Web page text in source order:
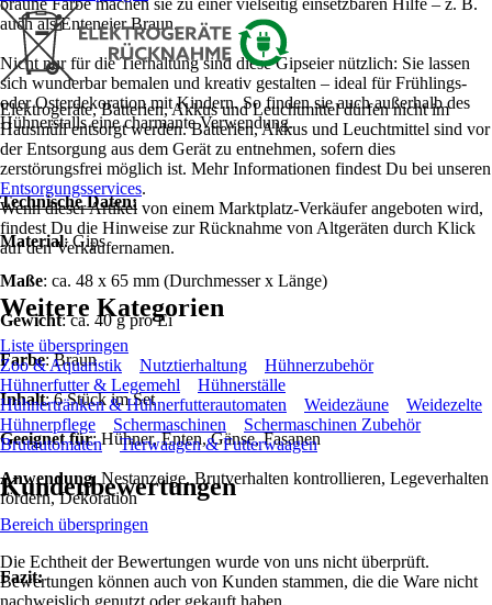
braune Farbe machen sie zu einer vielseitig einsetzbaren Hilfe – z. B.
auch als Enteneier Braun.
Nicht nur für die Tierhaltung sind diese Gipseier nützlich: Sie lassen
sich wunderbar bemalen und kreativ gestalten – ideal für Frühlings-
oder Osterdekoration mit Kindern. So finden sie auch außerhalb des
Hühnerstalls eine charmante Verwendung.
Technische Daten:
Material: Gips
Maße: ca. 48 x 65 mm (Durchmesser x Länge)
Gewicht: ca. 40 g pro Ei
Farbe: Braun
Inhalt: 6 Stück im Set
Geeignet für: Hühner, Enten, Gänse, Fasanen
Anwendung: Nestanzeige, Brutverhalten kontrollieren, Legeverhalten
fördern, Dekoration
Fazit:
Elektrogeräte, Batterien, Akkus und Leuchtmittel dürfen nicht im
Hausmüll entsorgt werden. Batterien, Akkus und Leuchtmittel sind vor
der Entsorgung aus dem Gerät zu entnehmen, sofern dies
zerstörungsfrei möglich ist. Mehr Informationen findest Du bei unseren
Entsorgungsservices.
Wenn dieser Artikel von einem Marktplatz-Verkäufer angeboten wird,
findest Du die Hinweise zur Rücknahme von Altgeräten durch Klick
auf den Verkäufernamen.
Weitere Kategorien
Liste überspringen
Zoo & Aquaristik
Nutztierhaltung
Hühnerzubehör
Hühnerfutter & Legemehl
Hühnerställe
Hühnertränken & Hühnerfutterautomaten
Weidezäune
Weidezelte
Hühnerpflege
Schermaschinen
Schermaschinen Zubehör
Brutautomaten
Tierwaagen & Futterwaagen
Kundenbewertungen
Bereich überspringen
Die Echtheit der Bewertungen wurde von uns nicht überprüft.
Bewertungen können auch von Kunden stammen, die die Ware nicht
nachweislich genutzt oder gekauft haben.